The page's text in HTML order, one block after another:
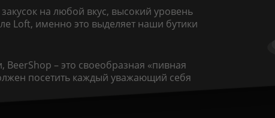
на любой вкус, высокий уровень
Loft, именно это выделяет наши бутики
– это своеобразная «пивная
посетить каждый уважающий себя